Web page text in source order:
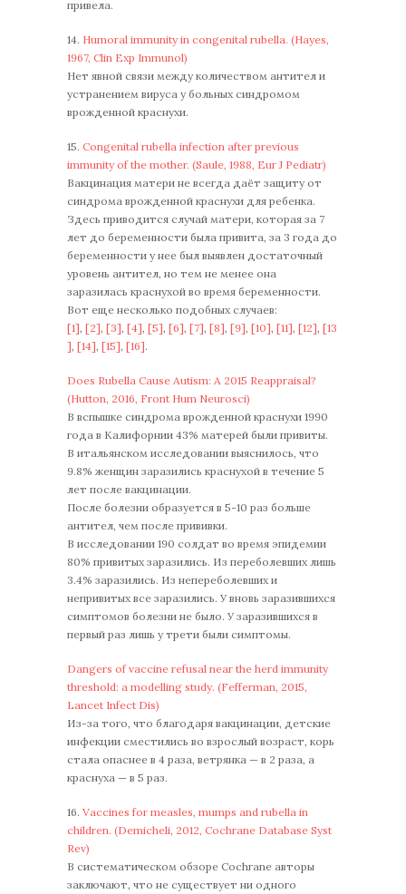
привела.
14. Humoral immunity in congenital rubella. (Hayes,
1967, Clin Exp Immunol)
Нет явной связи между количеством антител и
устранением вируса у больных синдромом
врожденной краснухи.
15. Congenital rubella infection after previous
immunity of the mother. (Saule, 1988, Eur J Pediatr)
Вакцинация матери не всегда даёт защиту от
синдрома врожденной краснухи для ребенка.
Здесь приводится случай матери, которая за 7
лет до беременности была привита, за 3 года до
беременности у нее был выявлен достаточный
уровень антител, но тем не менее она
заразилась краснухой во время беременности.
Вот еще несколько подобных случаев:
[1] [2] [3] [4] [5] [6] [7] [8] [9] [10] [11] [12] [13
] [14] [15] [16].
Does Rubella Cause Autism: A 2015 Reappraisal?
(Hutton, 2016, Front Hum Neurosci)
В вспышке синдрома врожденной краснухи 1990
года в Калифорнии 43% матерей были привиты.
В итальянском исследовании выяснилось, что
9.8% женщин заразились краснухой в течение 5
лет после вакцинации.
После болезни образуется в 5-10 раз больше
антител, чем после прививки.
В исследовании 190 солдат во время эпидемии
80% привитых заразились. Из переболевших лишь
3.4% заразились. Из непереболевших и
непривитых все заразились. У вновь заразившихся
симптомов болезни не было. У заразившихся в
первый раз лишь у трети были симптомы.
Dangers of vaccine refusal near the herd immunity
threshold: a modelling study. (Fefferman, 2015,
Lancet Infect Dis)
Из-за того, что благодаря вакцинации, детские
инфекции сместились во взрослый возраст, корь
стала опаснее в 4 раза, ветрянка — в 2 раза, а
краснуха — в 5 раз.
16. Vaccines for measles, mumps and rubella in
children. (Demicheli, 2012, Cochrane Database Syst
Rev)
В систематическом обзоре Cochrane авторы
заключают, что не существует ни одного